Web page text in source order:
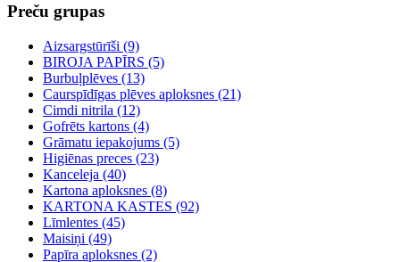
Preču grupas
Aizsargstūrīši (9)
BIROJA PAPĪRS (5)
Burbuļplēves (13)
Caurspīdīgas plēves aploksnes (21)
Cimdi nitrila (12)
Gofrēts kartons (4)
Grāmatu iepakojums (5)
Higiēnas preces (23)
Kanceleja (40)
Kartona aploksnes (8)
KARTONA KASTES (92)
Līmlentes (45)
Maisiņi (49)
Papīra aploksnes (2)